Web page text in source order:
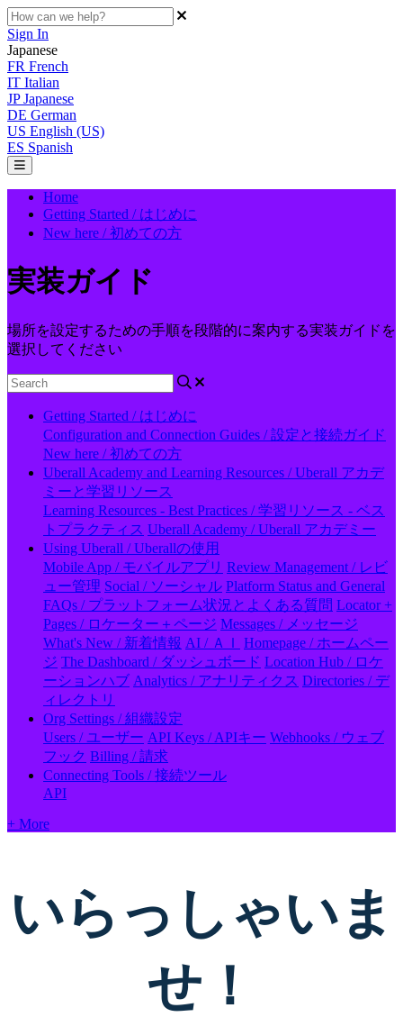
Sign In
Japanese
FR French
IT Italian
JP Japanese
DE German
US English (US)
ES Spanish
Home
Getting Started / はじめに
New here / 初めての方
実装ガイド
場所を設定するための手順を段階的に案内する実装ガイドを
選択してください
Getting Started / はじめに
Configuration and Connection Guides / 設定と接続ガイド
New here / 初めての方
Uberall Academy and Learning Resources / Uberall アカデ
ミーと学習リソース
Learning Resources - Best Practices / 学習リソース - ベス
トプラクティス Uberall Academy / Uberall アカデミー
Using Uberall / Uberallの使用
Mobile App / モバイルアプリ Review Management / レビ
ュー管理 Social / ソーシャル Platform Status and General
FAQs / プラットフォーム状況とよくある質問 Locator +
Pages / ロケーター＋ページ Messages / メッセージ
What's New / 新着情報 AI / ＡＩ
Homepage / ホームペー
ジ The Dashboard / ダッシュボード Location Hub / ロケ
ーションハブ Analytics / アナリティクス Directories / デ
ィレクトリ
Org Settings / 組織設定
Users / ユーザー API Keys / APIキー Webhooks / ウェブ
フック Billing / 請求
Connecting Tools / 接続ツール
API
+ More
いらっしゃいま
せ！